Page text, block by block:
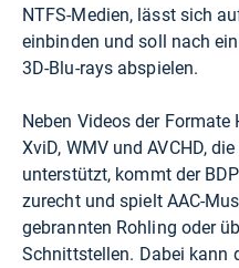
NTFS-Medien, lässt sich
einbinden und soll nach
3D-Blu-rays abspielen.
Neben Videos der Formate
XviD, WMV und AVCHD,
unterstützt, kommt der
zurecht und spielt AAC-
gebrannten Rohling oder
Schnittstellen. Dabei kann